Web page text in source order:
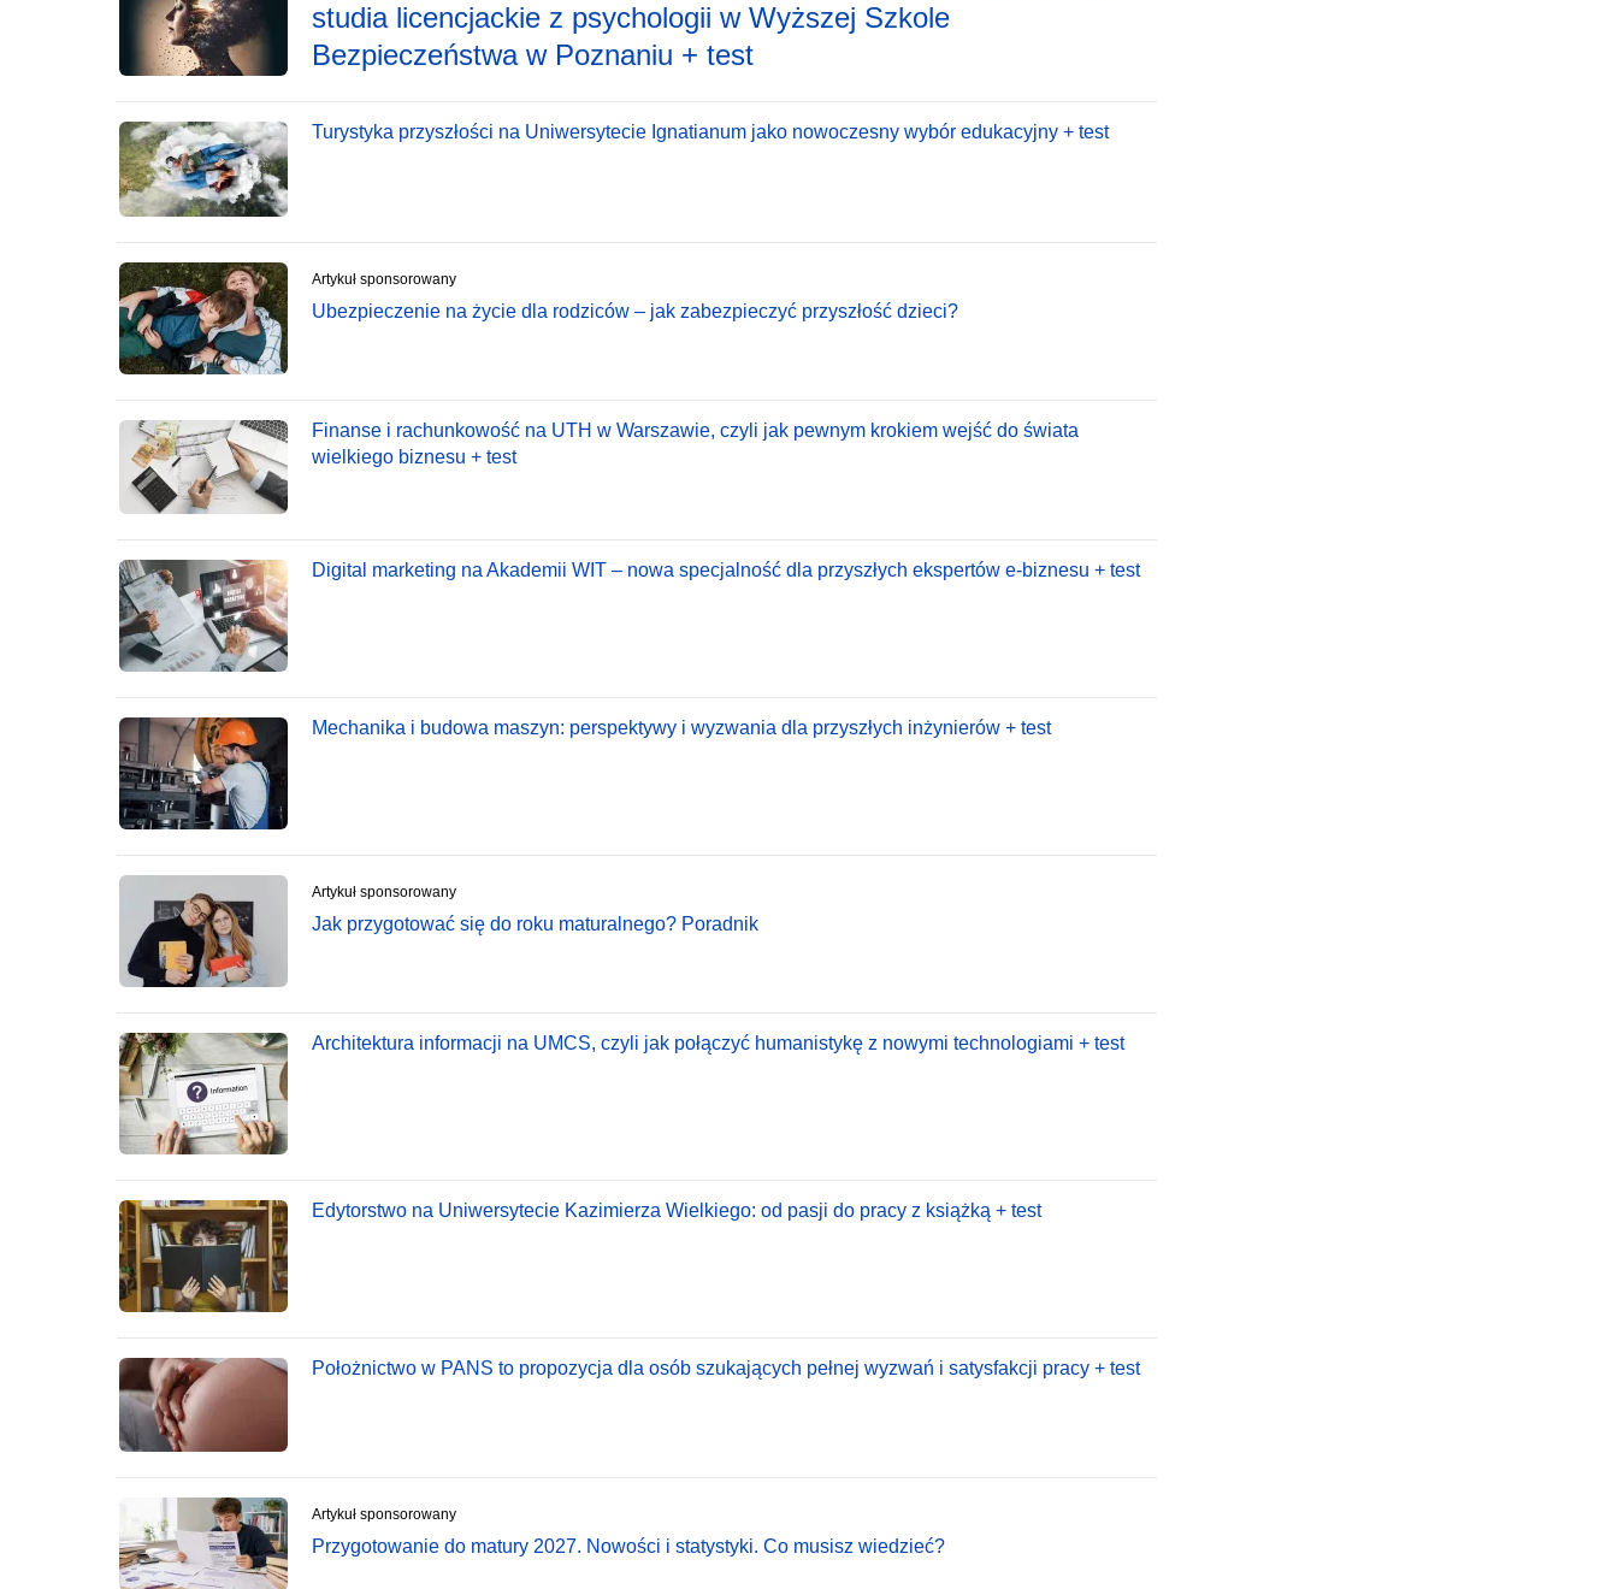
studia licencjackie z psychologii w Wyższej Szkole
Bezpieczeństwa w Poznaniu + test
Turystyka przyszłości na Uniwersytecie Ignatianum jako nowoczesny wybór edukacyjny + test
Artykuł sponsorowany
Ubezpieczenie na życie dla rodziców – jak zabezpieczyć przyszłość dzieci?
Finanse i rachunkowość na UTH w Warszawie, czyli jak pewnym krokiem wejść do świata
wielkiego biznesu + test
Digital marketing na Akademii WIT – nowa specjalność dla przyszłych ekspertów e-biznesu + test
Mechanika i budowa maszyn: perspektywy i wyzwania dla przyszłych inżynierów + test
Artykuł sponsorowany
Jak przygotować się do roku maturalnego? Poradnik
Architektura informacji na UMCS, czyli jak połączyć humanistykę z nowymi technologiami + test
Edytorstwo na Uniwersytecie Kazimierza Wielkiego: od pasji do pracy z książką + test
Położnictwo w PANS to propozycja dla osób szukających pełnej wyzwań i satysfakcji pracy + test
Artykuł sponsorowany
Przygotowanie do matury 2027. Nowości i statystyki. Co musisz wiedzieć?